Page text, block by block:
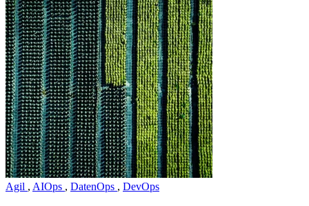
Agil , AIOps , DatenOps , DevOps